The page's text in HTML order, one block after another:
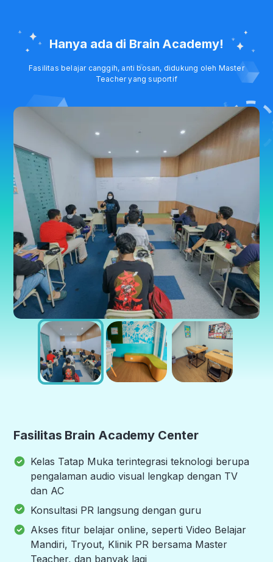
Hanya ada di Brain Academy!
Fasilitas belajar canggih, anti bosan, didukung oleh Master
Teacher yang suportif
Fasilitas Brain Academy Center
Kelas Tatap Muka terintegrasi teknologi berupa
pengalaman audio visual lengkap dengan TV
dan AC
Konsultasi PR langsung dengan guru
Akses fitur belajar online, seperti Video Belajar
Mandiri, Tryout, Klinik PR bersama Master
Teacher, dan banyak lagi